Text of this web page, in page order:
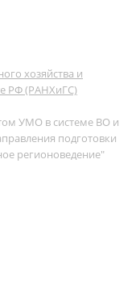
хозяйства и
РФ (РАНХиГС)
УМО в системе ВО и
подготовки
регионоведение"